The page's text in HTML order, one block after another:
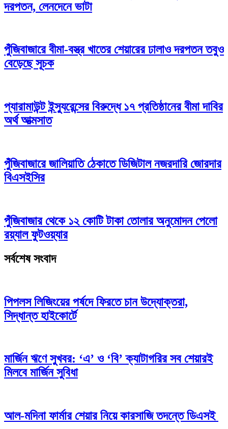
দরপতন, লেনদেনে ভাটা
পুঁজিবাজারে বীমা-বস্ত্র খাতের শেয়ারের ঢালাও দরপতন তবুও
বেড়েছে সূচক
প্যারামাউন্ট ইন্স্যুরেন্সের বিরুদ্ধে ১৭ প্রতিষ্ঠানের বীমা দাবির
অর্থ আত্মসাত
পুঁজিবাজারে জালিয়াতি ঠেকাতে ডিজিটাল নজরদারি জোরদার
বিএসইসির
পুঁজিবাজার থেকে ১২ কোটি টাকা তোলার অনুমোদন পেলো
রয়্যাল ফুটওয়্যার
সর্বশেষ সংবাদ
পিপলস লিজিংয়ের পর্ষদে ফিরতে চান উদ্যোক্তরা,
সিদ্ধান্ত হাইকোর্টে
মার্জিন ঋণে সুখবর: ‘এ’ ও ‘বি’ ক্যাটাগরির সব শেয়ারই
মিলবে মার্জিন সুবিধা
আল-মদিনা ফার্মার শেয়ার নিয়ে কারসাজি তদন্তে ডিএসই